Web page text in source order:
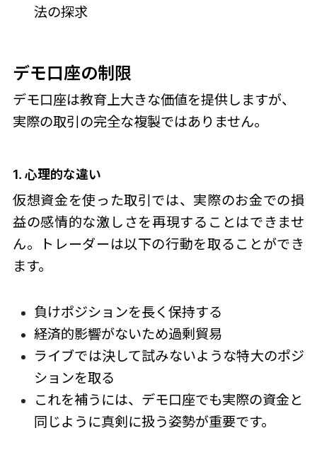
法の探求
デモ口座の制限
デモ口座は教育上大きな価値を提供しますが、
実際の取引の完全な複製ではありません。
1. 心理的な違い
仮想資金を使った取引では、実際のお金での損
益の感情的な激しさを再現することはできませ
ん。トレーダーは以下の行動を取ることができ
ます。
負けポジションを長く保持する
経済的影響がないため過剰貿易
ライブでは決して試みないような特大のポジ
ションを取る
これを補うには、デモ口座でも実際の資金と
同じように真剣に扱う姿勢が重要です。